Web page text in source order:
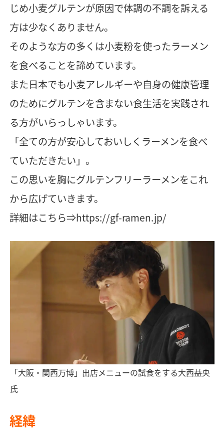
じめ小麦グルテンが原因で体調の不調を訴える
方は少なくありません。
そのような方の多くは小麦粉を使ったラーメン
を食べることを諦めています。
また日本でも小麦アレルギーや自身の健康管理
のためにグルテンを含まない食生活を実践され
る方がいらっしゃいます。
「全ての方が安心しておいしくラーメンを食べ
ていただきたい」。
この思いを胸にグルテンフリーラーメンをこれ
から広げていきます。
詳細はこちら⇒https://gf-ramen.jp/
「大阪・関西万博」出店メニューの試食をする大西益央
氏
経緯